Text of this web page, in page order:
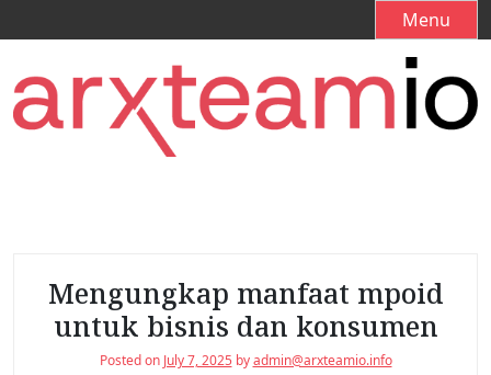
k
Menu
Mengungkap manfaat mpoid
untuk bisnis dan konsumen
Posted on July 7, 2025byadmin@arxteamio.info